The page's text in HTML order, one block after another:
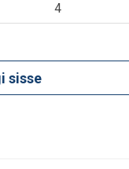
4
sisse